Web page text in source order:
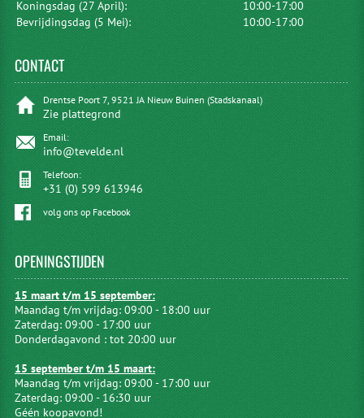
Koningsdag (27 April):
10:00-17:00
Bevrijdingsdag (5 Mei):
10:00-17:00
CONTACT
Drentse Poort 7, 9521 JA Nieuw Buinen (Stadskanaal)
Zie plattegrond
Email:
info@tevelde.nl
Telefoon:
+31 (0) 599 613946
volg ons op Facebook
OPENINGSTIJDEN
15 maart t/m 15 september:
Maandag t/m vrijdag: 09:00 - 18:00 uur
Zaterdag: 09:00 - 17:00 uur
Donderdagavond : tot 20:00 uur
15 september t/m 15 maart:
Maandag t/m vrijdag: 09:00 - 17:00 uur
Zaterdag: 09:00 - 16:30 uur
Géén koopavond!